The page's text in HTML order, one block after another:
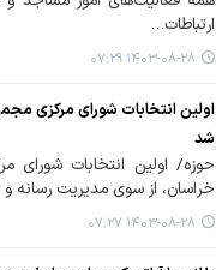
ارتباطات…
۱۴۰۳-۰۸-۲۸ ۰۷:۲۹
اولین انتخابات شورای مرکزی
شد
حوزه/ اولین انتخابات
خراسان، از سوی مدیریت رسانه و
۱۴۰۳-۰۸-۲۸ ۰۷:۲۷